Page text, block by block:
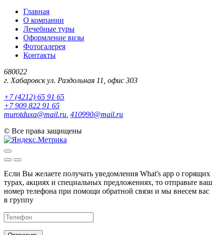
Главная
О компании
Лечебные туры
Оформление визы
Фотогалерея
Контакты
680022
г. Хабаровск ул. Раздольная 11, офис 303
+7 (4212) 65 91 65
+7 909 822 91 65
murotduxa@mail.ru 410990@mail.ru
© Все права защищены
Если Вы желаете получать уведомления What's app о горящих
турах, акциях и специальных предложениях, то отправьте ваш
номер телефона при помощи обратной связи и мы внесем вас
в группу